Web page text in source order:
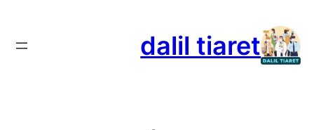
إلى
المحتوى
dalil tiaret